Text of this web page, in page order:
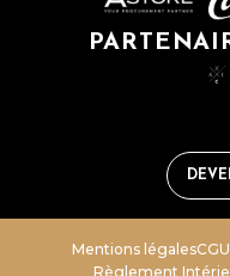
Mentions légalesCGU
Règlement